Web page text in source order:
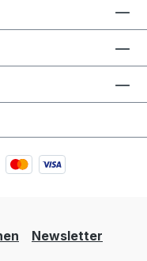
Newsletter
Monochrom